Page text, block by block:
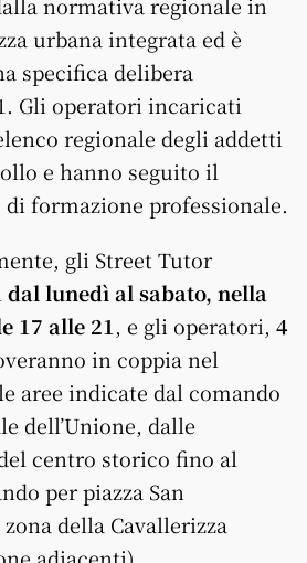
urbana integrata ed è
specifica delibera
Gli operatori incaricati
regionale degli addetti
e hanno seguito il
formazione professionale.
gli Street Tutor
dal lunedì al sabato, nella
17 alle 21 , e gli operatori, 4
in coppia nel
aree indicate dal comando
dell’Unione, dalle
centro storico fino al
per piazza San
della Cavallerizza
adiacenti).